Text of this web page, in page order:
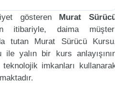
gösteren Murat
itibariyle, daima
tutan Murat Sürücü
ile yalın bir kurs
imkanları